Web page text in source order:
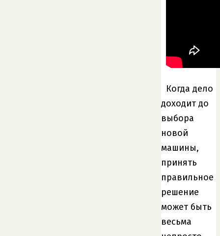
Когда дело
доходит до
выбора
новой
машины,
принять
правильное
решение
может быть
весьма